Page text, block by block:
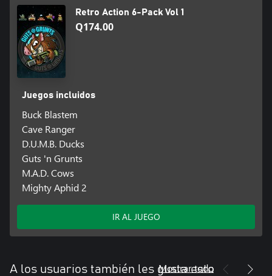
Retro Action 6-Pack Vol 1
Q174.00
Juegos incluidos
Buck Blastem
Cave Ranger
D.U.M.B. Ducks
Guts 'n Grunts
M.A.D. Cows
Mighty Aphid 2
IR AL JUEGO
A los usuarios también les gusta esto
Mostrar todo